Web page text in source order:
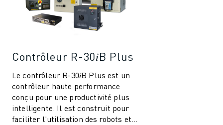
Contrôleur R-30𝑖B Plus
Le contrôleur R-30𝑖B Plus est un
contrôleur haute performance
conçu pour une productivité plus
intelligente. Il est construit pour
faciliter l'utilisation des robots et